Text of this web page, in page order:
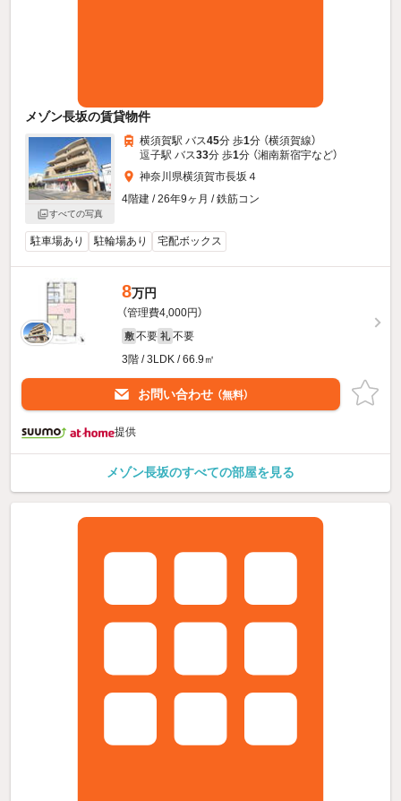
メゾン長坂の賃貸物件
すべての写真
横須賀駅 バス45分 歩1分 （横須賀線）
逗子駅 バス33分 歩1分 （湘南新宿宇など）
神奈川県横須賀市長坂４
4階建 / 26年9ヶ月 / 鉄筋コン
駐車場あり 駐輪場あり 宅配ボックス
8万円
（管理費4,000円）
敷 不要 礼 不要
3階 / 3LDK / 66.9㎡
お問い合わせ （無料）
提供
メゾン長坂のすべての部屋を見る